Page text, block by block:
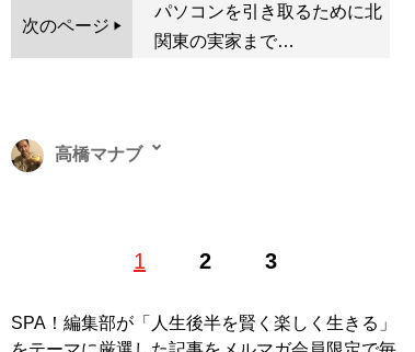
次のページ
パソコンを引き取るために北
関東の実家まで…
1 2 3
高橋マナブ
立ち上げ→民放テレビ局で番組制作と様々なエンタメ業
事執筆、映像編集など行っている
SPA！編集部が「人生後半を賢く楽しく生きる」